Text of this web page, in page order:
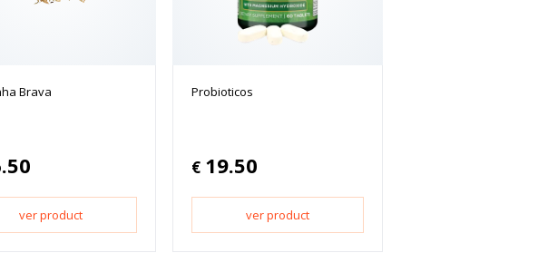
Brava
ver product
Probioticos
€ 19.50
ver product